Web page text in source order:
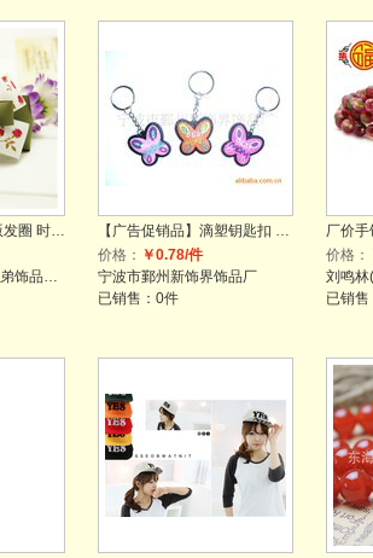
手工蝴蝶结发饰 韩版发圈 时尚弹簧发夹 碎花绮丽新款
深圳市宝安区西乡兄弟饰品箱包商行
【广告促销品】滴塑钥匙扣 滴胶锁匙扣饰品 pvc软胶挂件
价格： ￥0.78/件
宁波市鄞州新饰界饰品厂
已销售：0件
价格：
刘鸣林
已销